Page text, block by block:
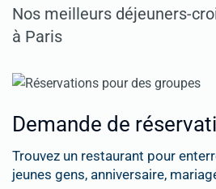
Nos meilleurs déjeuners-
à Paris
Demande de
Trouvez un restaurant pour
jeunes gens, anniversaire,